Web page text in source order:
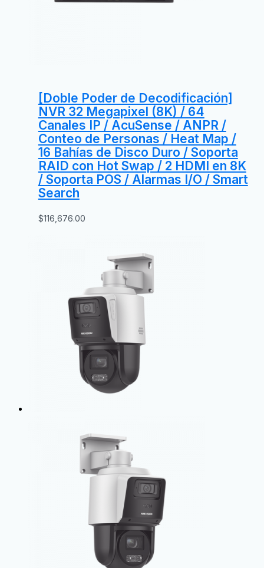
[Doble Poder de Decodificación]
NVR 32 Megapixel (8K) / 64
Canales IP / AcuSense / ANPR /
Conteo de Personas / Heat Map /
16 Bahías de Disco Duro / Soporta
RAID con Hot Swap / 2 HDMI en 8K
/ Soporta POS / Alarmas I/O / Smart
Search
$116,676.00